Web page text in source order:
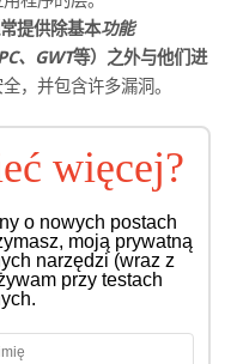
提供除基本功能
、GWT等）之外与他们进
，并包含许多漏洞。
więcej?
o nowych postach
moją prywatną
narzędzi (wraz z
przy testach